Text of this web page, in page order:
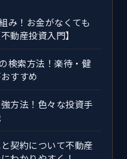
み！お金がなくても
動産投資入門】
検索方法！楽待・健
すすめ
方法！色々な投資手
契約について不動産